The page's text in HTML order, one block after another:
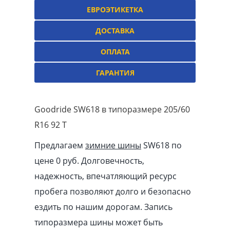
ЕВРОЭТИКЕТКА
ДОСТАВКА
ОПЛАТА
ГАРАНТИЯ
Goodride SW618 в типоразмере 205/60
R16 92 T
Предлагаем зимние шины SW618 по
цене 0 руб. Долговечность,
надежность, впечатляющий ресурс
пробега позволяют долго и безопасно
ездить по нашим дорогам. Запись
типоразмера шины может быть